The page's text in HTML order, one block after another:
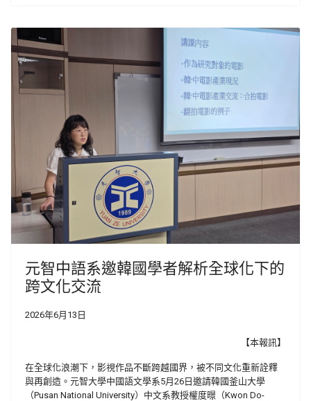
元智中語系邀韓國學者解析全球化下的
跨文化交流
2026年6月13日
【本報訊】
在全球化浪潮下，影視作品不斷跨越國界，被不同文化重新詮釋
與再創造。元智大學中國語文學系5月26日邀請韓國釜山大學
（Pusan National University）中文系教授權度暻（Kwon Do-